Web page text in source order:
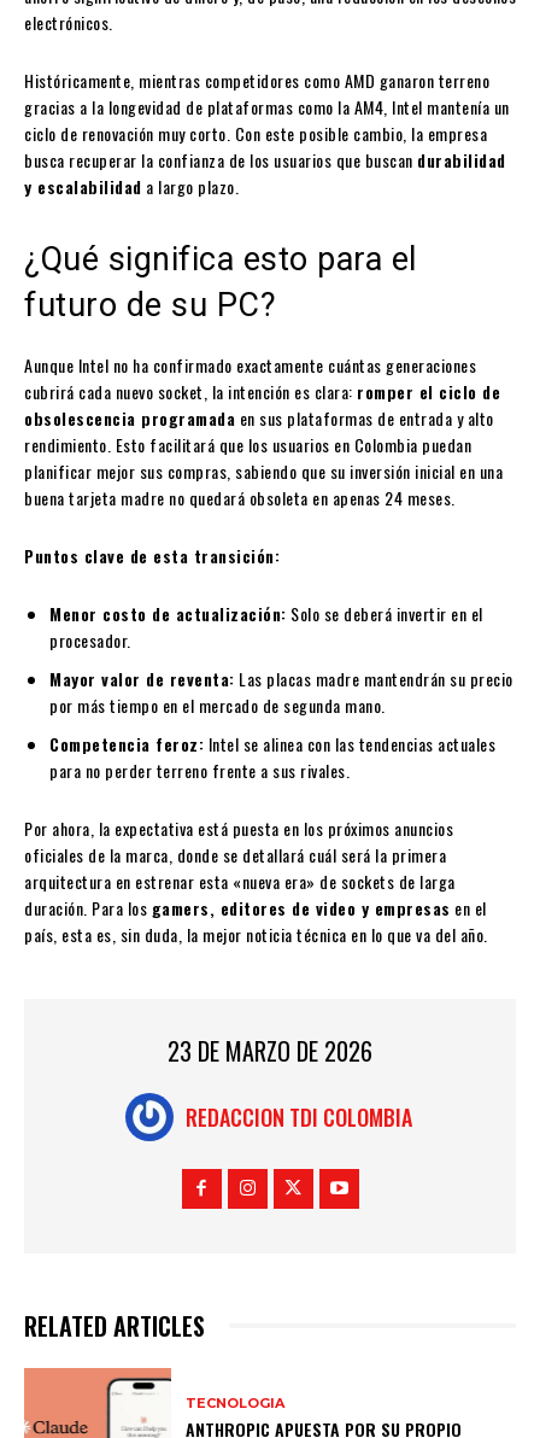
electrónicos.
Históricamente, mientras competidores como AMD ganaron terreno
gracias a la longevidad de plataformas como la AM4, Intel mantenía un
ciclo de renovación muy corto. Con este posible cambio, la empresa
busca recuperar la confianza de los usuarios que buscan durabilidad
y escalabilidad a largo plazo.
¿Qué significa esto para el
futuro de su PC?
Aunque Intel no ha confirmado exactamente cuántas generaciones
cubrirá cada nuevo socket, la intención es clara: romper el ciclo de
obsolescencia programada en sus plataformas de entrada y alto
rendimiento. Esto facilitará que los usuarios en Colombia puedan
planificar mejor sus compras, sabiendo que su inversión inicial en una
buena tarjeta madre no quedará obsoleta en apenas 24 meses.
Puntos clave de esta transición:
Menor costo de actualización: Solo se deberá invertir en el
procesador.
Mayor valor de reventa: Las placas madre mantendrán su precio
por más tiempo en el mercado de segunda mano.
Competencia feroz: Intel se alinea con las tendencias actuales
para no perder terreno frente a sus rivales.
Por ahora, la expectativa está puesta en los próximos anuncios
oficiales de la marca, donde se detallará cuál será la primera
arquitectura en estrenar esta «nueva era» de sockets de larga
duración. Para los gamers, editores de video y empresas en el
país, esta es, sin duda, la mejor noticia técnica en lo que va del año.
23 DE MARZO DE 2026
REDACCION TDI COLOMBIA
RELATED ARTICLES
TECNOLOGIA
ANTHROPIC APUESTA POR SU PROPIO